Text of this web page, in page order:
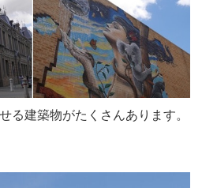
る建築物がたくさんあります。